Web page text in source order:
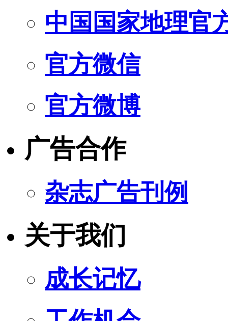
中国国家地理官
官方微信
官方微博
广告合作
杂志广告刊例
关于我们
成长记忆